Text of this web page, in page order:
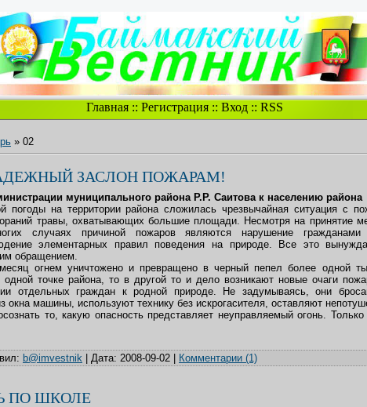
Главная:: Регистрация:: Вход:: RSS
» 02
ЗАСЛОН ПОЖАРАМ!
муниципального района Р.Р. Саитова к населению района
погоды на территории района сложилась чрезвычайная ситуация с
травы, охватывающих большие площади. Несмотря на принятие
случаях причиной пожаров являются нарушение гражданами
элементарных правил поведения на природе. Все это
обращением.
огнем уничтожено и превращено в черный пепел более одной
одной точке района, то в другой то и дело возникают новые очаги
отдельных граждан к родной природе. Не задумываясь, они
окна машины, используют технику без искрогасителя, оставляют
то, какую опасность представляет неуправляемый огонь.
b@imvestnik Дата: 2008-09-02 Комментарии (1)
ПО ШКОЛЕ